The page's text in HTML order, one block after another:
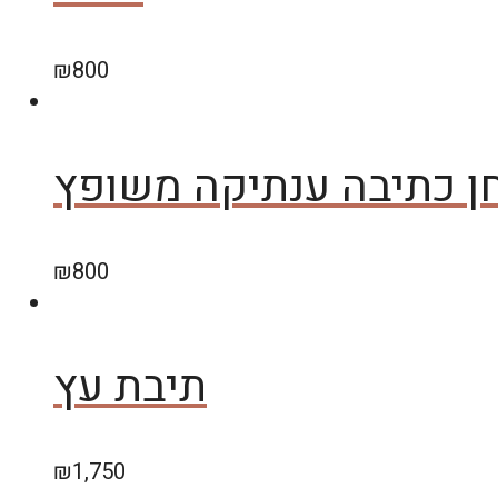
₪800
כתיבה ענתיקה משופץ
₪800
תיבת עץ
₪1,750